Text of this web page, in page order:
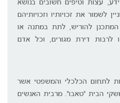
עצות וטיפים חשובים בנושא
לשמור את זכויותיו וזכויותיהם
להוריש, לתת במתנה או
לרבות דירת מגורים, וכל אדם
לתחום הכלכלי והמשפטי אשר
הבית "טאבו". מרבית האנשים